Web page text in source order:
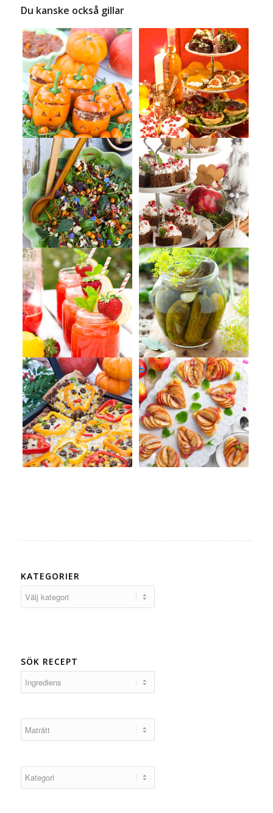
Du kanske också gillar
KATEGORIER
SÖK RECEPT